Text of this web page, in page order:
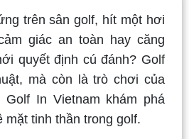
trên sân golf, hít một hơi
giác an toàn hay căng
quyết định cú đánh? Golf
mà còn là trò chơi của
In Vietnam khám phá
mặt tinh thần trong golf.